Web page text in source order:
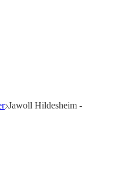
Jawoll Hildesheim -